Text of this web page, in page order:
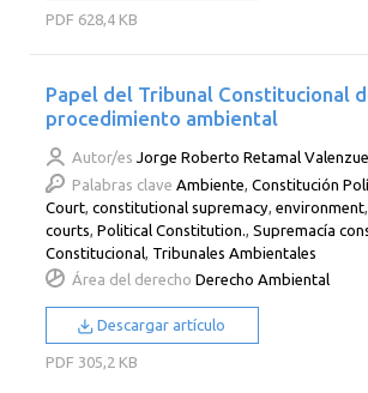
PDF 628,4 KB
Papel del Tribunal Constitucional
procedimiento ambiental
Autor/es Jorge Roberto Retamal
Palabras clave Ambiente ,Constitución
Court ,constitutional supremacy ,environment
courts ,Political Constitution. ,Supremacía
Constitucional Tribunales Ambientales
Área del derecho Derecho Ambiental
Descargar artículo
PDF 305,2 KB